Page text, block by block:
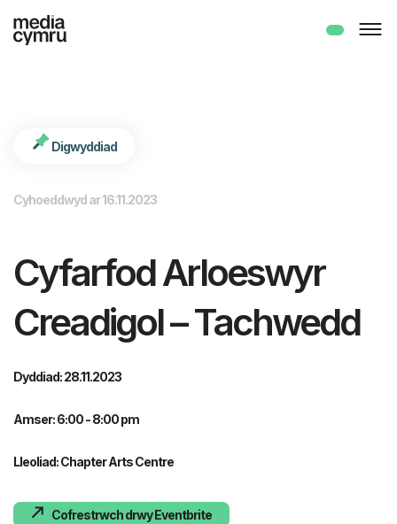
Digwyddiad
Cyhoeddwyd ar 16.11.2023
Cyfarfod Arloeswyr
Creadigol – Tachwedd
Dyddiad: 28.11.2023
Amser: 6:00 - 8:00 pm
Lleoliad: Chapter Arts Centre
Cofrestrwch drwy Eventbrite